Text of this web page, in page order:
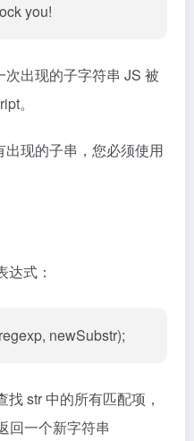
you!
出现的子字符串 JS 被
。
现的子串，您必须使用
式：
newSubstr);
str 中的所有匹配项，
回一个新字符串